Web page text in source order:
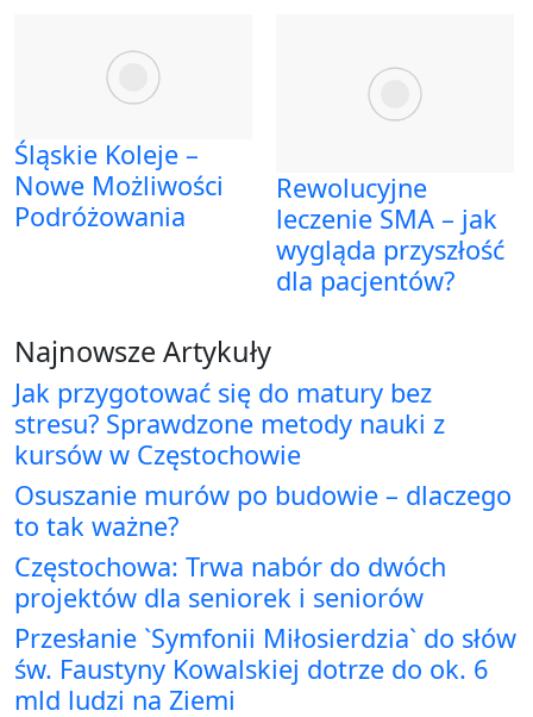
Śląskie Koleje –
Nowe Możliwości
Podróżowania
Rewolucyjne
leczenie SMA – jak
wygląda przyszłość
dla pacjentów?
Najnowsze Artykuły
Jak przygotować się do matury bez
stresu? Sprawdzone metody nauki z
kursów w Częstochowie
Osuszanie murów po budowie – dlaczego
to tak ważne?
Częstochowa: Trwa nabór do dwóch
projektów dla seniorek i seniorów
Przesłanie `Symfonii Miłosierdzia` do słów
św. Faustyny Kowalskiej dotrze do ok. 6
mld ludzi na Ziemi